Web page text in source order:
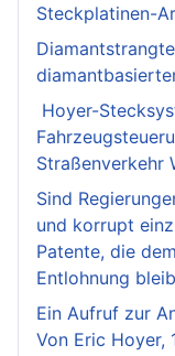
Steckplatinen-
Hoyer-
Straßenverkehr
Sind
und korrupt
Patente, die
Entlohnung
Ein Aufruf zur
Von Eric Hoyer,